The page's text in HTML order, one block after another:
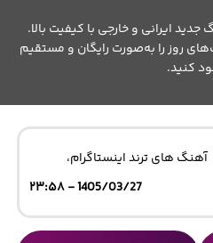
ایرانی و خارجی با کیفیت بالا.
روز را به‌صورت رایگان و مستقیم
کنید.
آهنگ های ترند اینستاگرام،
1405/03/27 - ۲۳:۵۸